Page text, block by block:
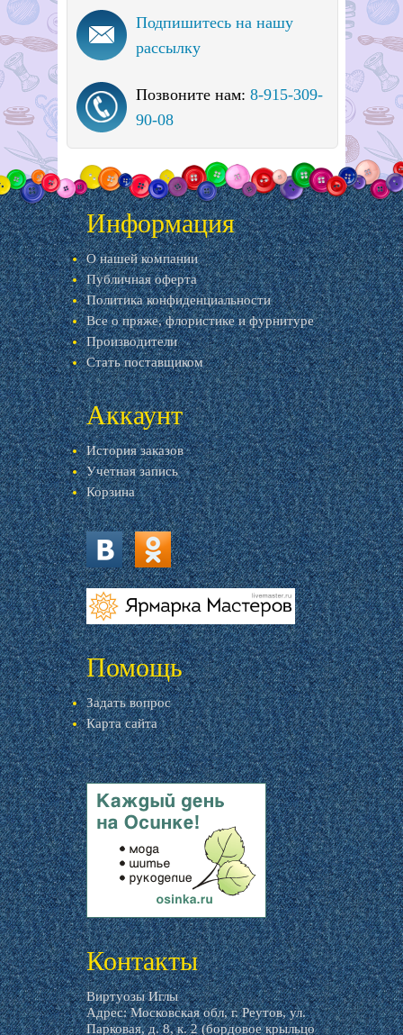
Подпишитесь на нашу
рассылку
Позвоните нам: 8-915-309-
90-08
Информация
О нашей компании
Публичная оферта
Политика конфиденциальности
Все о пряже, флористике и фурнитуре
Производители
Стать поставщиком
Аккаунт
История заказов
Учетная запись
Корзина
vk.com ok.ru
livemaster.ru
Помощь
Задать вопрос
Карта сайта
livemaster.ru
Контакты
Виртуозы Иглы
Адрес: Московская обл, г. Реутов, ул.
Парковая, д. 8, к. 2 (бордовое крыльцо